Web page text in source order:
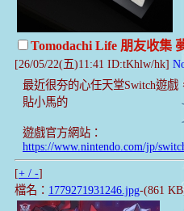
Tomodachi Life 朋友收集
[26/05/22(五)11:41 ID:tKhlw/hk]
最近很夯的心任天堂Switch遊
貼小馬的
遊戲官方網站：
https://www.nintendo.com/jp/
[+ / -]
檔名： 1779271931246.jpg-(861